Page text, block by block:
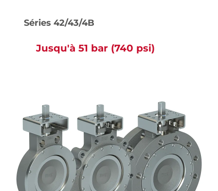
Séries 42/43/4B
Jusqu'à 51 bar (740 psi)